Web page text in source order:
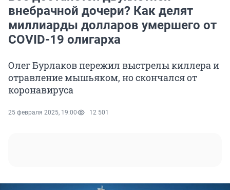
внебрачной дочери? Как делят
миллиарды долларов умершего от
COVID-19 олигарха
Олег Бурлаков пережил выстрелы киллера и
отравление мышьяком, но скончался от
коронавируса
25 февраля 2025, 19:00 12 501